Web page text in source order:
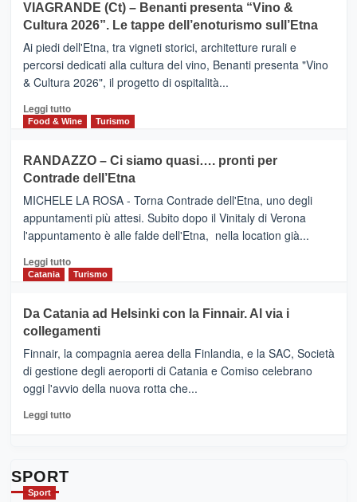
Anche
la
Alcantara
nei
primi
nella
classifica
IL
SAN
DOMENICO
PALACE
TAORMINA,
UN
HOTEL
FOUR
IL
NUOVO
SUMMER
CLUB
VIAGRANDE (Ct) – Benanti presenta “Vino &
Cultura 2026”. Le tappe dell’enoturismo sull’Etna
Ai piedi dell'Etna, tra vigneti storici, architetture rurali e
percorsi dedicati alla cultura del vino, Benanti presenta "Vino
& Cultura 2026", il progetto di ospitalità...
Leggi tuttoLeggi
di
VIAGRANDE
(Ct)
–
Benanti
presenta
“Vino
&
Cultura
tappe
dell’enoturismo
Food & Wine Turismo
RANDAZZO – Ci siamo quasi…. pronti per
Contrade dell’Etna
MICHELE LA ROSA - Torna Contrade dell'Etna, uno degli
appuntamenti più attesi. Subito dopo il Vinitaly di Verona
l'appuntamento è alle falde dell'Etna, nella location già...
Leggi tuttoLeggi
di
RANDAZZO
–
Ci
siamo
quasi….
pronti
per
Catania Turismo
Da Catania ad Helsinki con la Finnair. Al via i
collegamenti
Finnair, la compagnia aerea della Finlandia, e la SAC, Società
di gestione degli aeroporti di Catania e Comiso celebrano
oggi l'avvio della nuova rotta che...
Leggi tuttoLeggi
SPORT
Sport